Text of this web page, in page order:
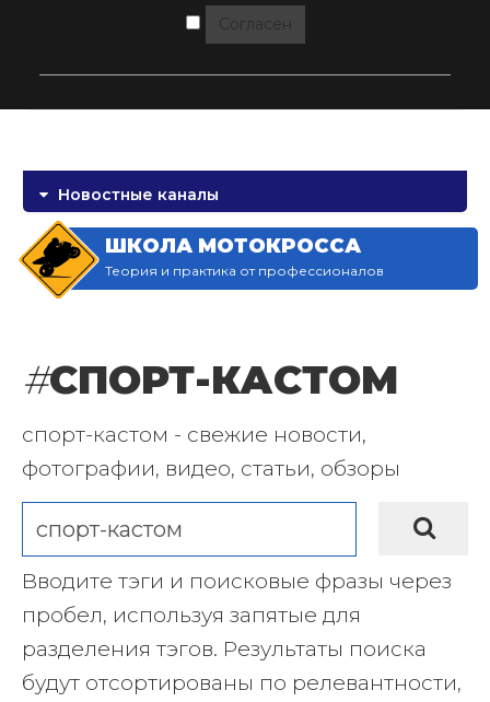
Согласен
Новостные каналы
ШКОЛА МОТОКРОССА
Теория и практика от профессионалов
#СПОРТ-КАСТОМ
спорт-кастом - свежие новости,
фотографии, видео, статьи, обзоры
Вводите тэги и поисковые фразы через
пробел, используя запятые для
разделения тэгов. Результаты поиска
будут отсортированы по релевантности,